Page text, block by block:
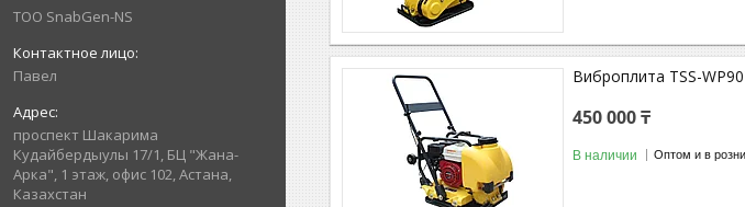
ТОО SnabGen-NS
Павел
проспект Шакарима
Кудайбердыулы 17/1, БЦ "Жана-
Арка", 1 этаж, офис 102, Астана,
Казахстан
Виброплита TSS-
450 000 ₸
В наличии Оптом и в